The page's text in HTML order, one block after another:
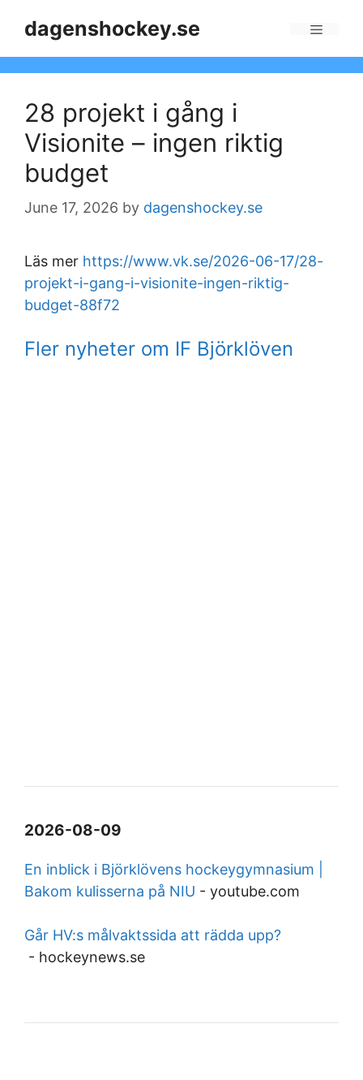
dagenshockey.se
28 projekt i gång i
Visionite – ingen riktig
budget
June 17, 2026 by dagenshockey.se
Läs mer https://www.vk.se/2026-06-17/28-
projekt-i-gang-i-visionite-ingen-riktig-
budget-88f72
Fler nyheter om IF Björklöven
2026-08-09
En inblick i Björklövens hockeygymnasium |
Bakom kulisserna på NIU - youtube.com
Går HV:s målvaktssida att rädda upp?
- hockeynews.se